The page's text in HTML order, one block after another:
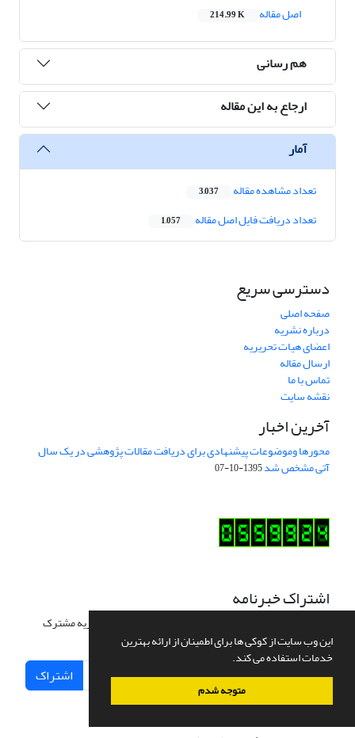
این وب سایت از کوکی ها برای اطمینان از ارائه بهترین
خدمات استفاده می کند.
متوجه شدم
اصل مقاله
214.99 K
هم رسانی
ارجاع به این مقاله
آمار
تعداد مشاهده مقاله 3,037
تعداد دریافت فایل اصل مقاله 1,057
دسترسی سریع
صفحه اصلی
درباره نشریه
اعضای هیات تحریریه
ارسال مقاله
تماس با ما
نقشه سایت
آخرین اخبار
محورها وموضوعات پیشنهادی برای دریافت مقالات پژوهشی در یک سال
آتی مشخص شد1395-10-07
اشتراک خبرنامه
برای دریافت اخبار و اطلاعیه های مهم نشریه در خبرنامه نشریه مشترک
شوید.
اشتراک